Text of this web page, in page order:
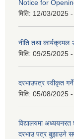
Notice for
मिति: 12/03/2025
नीति तथा
मिति: 09/25/2025
दरभाउपत्र स्वीकृत
मिति: 05/08/2025
विद्यालयमा अध्ययनरत
दरभाउ पत्र बुझाउने